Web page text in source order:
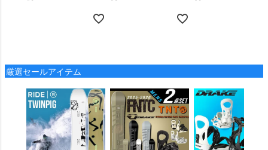
厳選セールアイテム